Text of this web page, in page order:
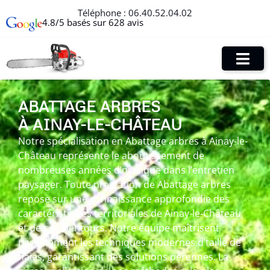
Téléphone : 06.40.52.04.02
4.8/5 basés sur 628 avis
ABATTAGE ARBRES
À AINAY-LE-CHÂTEAU
Notre spécialisation en Abattage arbres à Ainay-le-
Château représente le aboutissement de
nombreuses années d’pratique dans l’entretien
paysager. Toute prestation de Abattage arbres
repose sur une connaissance approfondie des
caractéristiques territoriales de Ainay-le-Château
et de ses alentours. Notre équipe maîtrisent
parfaitement les techniques modernes d’taille de
haies, garantissant des solutions pérennes. La